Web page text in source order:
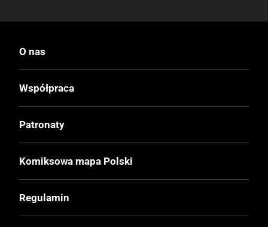
O nas
Współpraca
Patronaty
Komiksowa mapa Polski
Regulamin